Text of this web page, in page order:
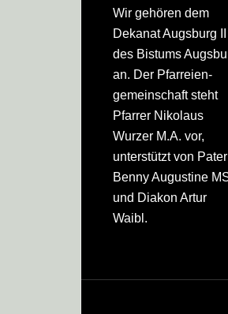
Wir gehören dem
Dekanat Augsburg II
des Bistums
an. Der Pfarreien­
gemeinschaft steht
Pfarrer Nikolaus
Wurzer M.A. vor,
unterstützt von Pater
Benny Augustine
und Diakon Artur
Waibl.